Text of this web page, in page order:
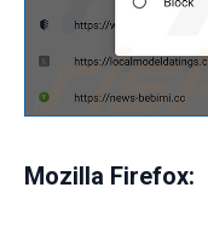
Mozilla Firefox: